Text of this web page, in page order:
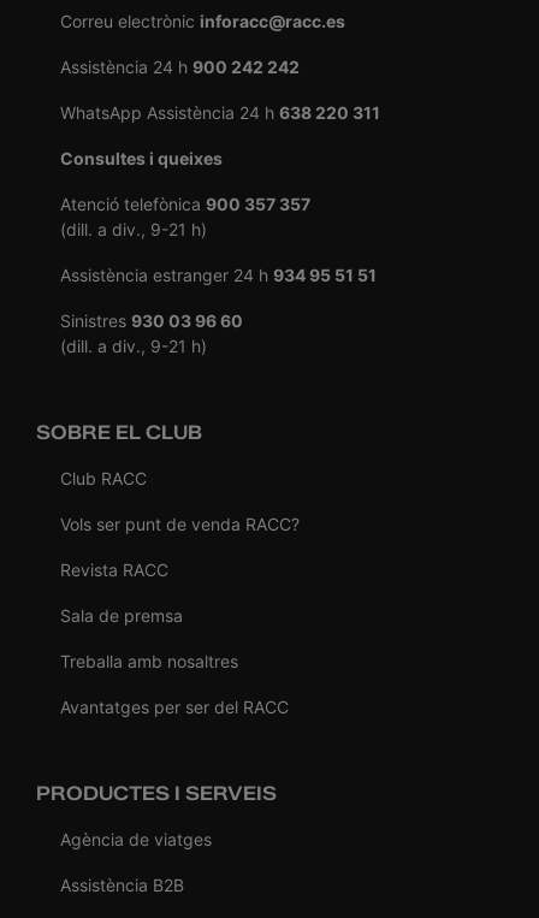
Correu electrònic inforacc@racc.es
Assistència 24 h 900 242 242
WhatsApp Assistència 24 h 638 220 311
Consultes i queixes
Atenció telefònica 900 357 357
(dill. a div., 9-21 h)
Assistència estranger 24 h 934 95 51 51
Sinistres 930 03 96 60
(dill. a div., 9-21 h)
SOBRE EL CLUB
Club RACC
Vols ser punt de venda RACC?
Revista RACC
Sala de premsa
Treballa amb nosaltres
Avantatges per ser del RACC
PRODUCTES I SERVEIS
Agència de viatges
Assistència B2B